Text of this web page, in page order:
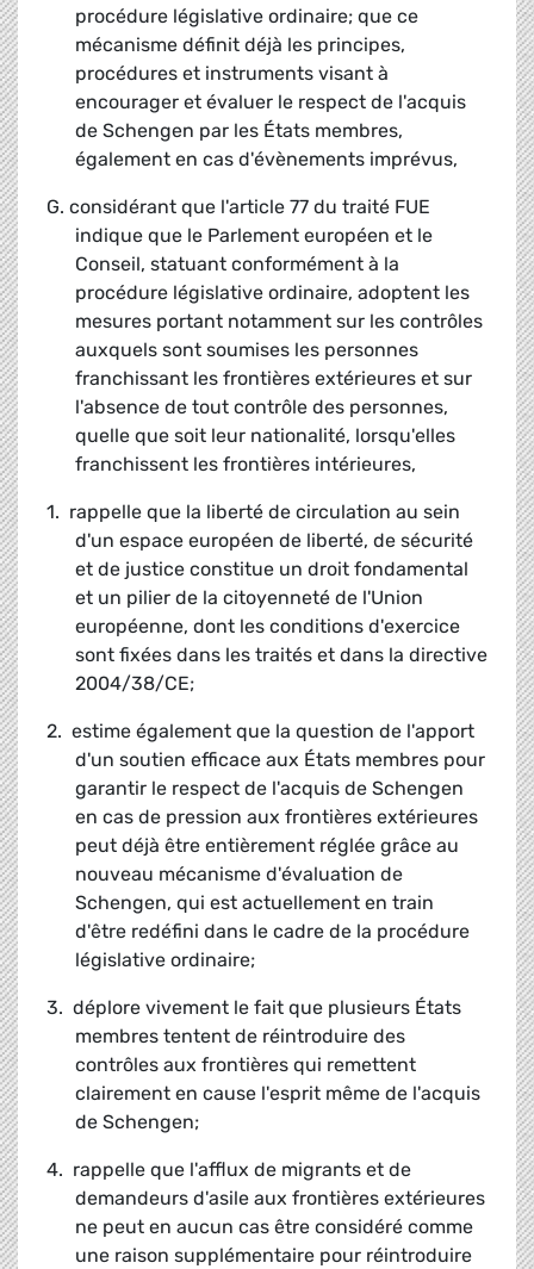
procédure législative ordinaire; que ce
mécanisme définit déjà les principes,
procédures et instruments visant à
encourager et évaluer le respect de l'acquis
de Schengen par les États membres,
également en cas d'évènements imprévus,
G. considérant que l'article 77 du traité FUE
indique que le Parlement européen et le
Conseil, statuant conformément à la
procédure législative ordinaire, adoptent les
mesures portant notamment sur les contrôles
auxquels sont soumises les personnes
franchissant les frontières extérieures et sur
l'absence de tout contrôle des personnes,
quelle que soit leur nationalité, lorsqu'elles
franchissent les frontières intérieures,
1. rappelle que la liberté de circulation au sein
d'un espace européen de liberté, de sécurité
et de justice constitue un droit fondamental
et un pilier de la citoyenneté de l'Union
européenne, dont les conditions d'exercice
sont fixées dans les traités et dans la directive
2004/38/CE;
2. estime également que la question de l'apport
d'un soutien efficace aux États membres pour
garantir le respect de l'acquis de Schengen
en cas de pression aux frontières extérieures
peut déjà être entièrement réglée grâce au
nouveau mécanisme d'évaluation de
Schengen, qui est actuellement en train
d'être redéfini dans le cadre de la procédure
législative ordinaire;
3. déplore vivement le fait que plusieurs États
membres tentent de réintroduire des
contrôles aux frontières qui remettent
clairement en cause l'esprit même de l'acquis
de Schengen;
4. rappelle que l'afflux de migrants et de
demandeurs d'asile aux frontières extérieures
ne peut en aucun cas être considéré comme
une raison supplémentaire pour réintroduire